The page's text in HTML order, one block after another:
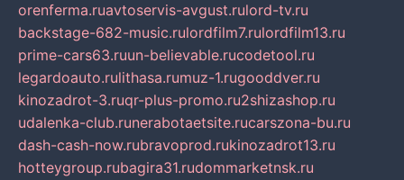
orenferma.ruavtoservis-avgust.rulord-tv.ru
backstage-682-music.rulordfilm7.rulordfilm13.ru
prime-cars63.ruun-believable.rucodetool.ru
legardoauto.rulithasa.rumuz-1.rugooddver.ru
kinozadrot-3.ruqr-plus-promo.ru2shizashop.ru
udalenka-club.runerabotaetsite.rucarszona-bu.ru
dash-cash-now.rubravoprod.rukinozadrot13.ru
hotteygroup.rubagira31.rudommarketnsk.ru